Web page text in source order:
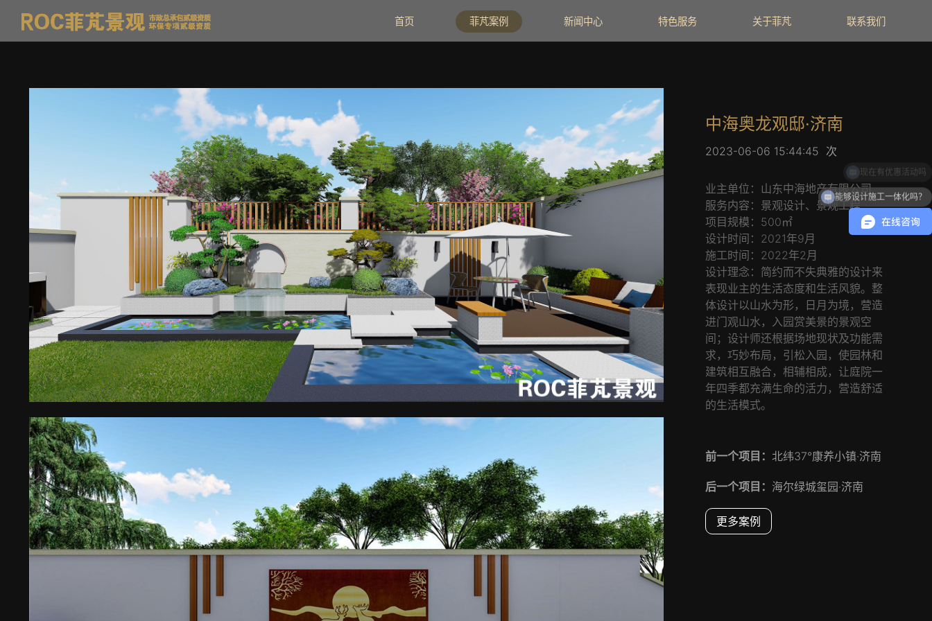
首页 菲芃案例 新闻中心 特色服务 关于菲芃 联系我们
中海奥龙观邸·济南
2023-06-06 15:44:45 次
业主单位：山东中海地产有限公司
服务内容：景观设计、景观工程
项目规模：500㎡
设计时间：2021年9月
施工时间：2022年2月
设计理念：简约而不失典雅的设计来
表现业主的生活态度和生活风貌。整
体设计以山水为形，日月为境，营造
进门观山水，入园赏美景的景观空
间；设计师还根据场地现状及功能需
求，巧妙布局，引松入园，使园林和
建筑相互融合，相辅相成，让庭院一
年四季都充满生命的活力，营造舒适
的生活模式。
前一个项目：北纬37°康养小镇·济南
后一个项目： 海尔绿城玺园·济南
更多案例
能够设计施工一体化吗？